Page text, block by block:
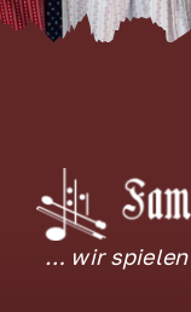
… wir spielen